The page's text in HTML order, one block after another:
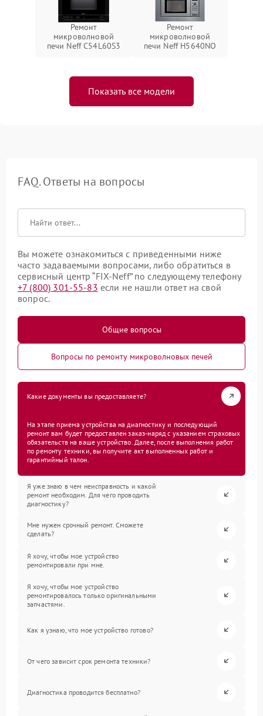
Ремонт
микроволновой
печи Neff C54L60S3
Ремонт
микроволновой
печи Neff H5640NO
Показать все модели
FAQ. Ответы на вопросы
Вы можете ознакомиться с приведенными ниже
часто задаваемыми вопросами, либо обратиться в
сервисный центр “FIX-Neff” по следующему телефону
+7 (800) 301-55-83 если не нашли ответ на свой
вопрос.
Общие вопросы
Вопросы по ремонту микроволновых печей
Какие документы вы предоставляете?
На этапе приема устройства на диагностику и последующий
ремонт вам будет предоставлен заказ-наряд с указанием страховых
обязательств на ваше устройство. Далее, после выполнения работ
по ремонту техники, вы получите акт выполненных работ и
гарантийный талон.
Я уже знаю в чем неисправность и какой
ремонт необходим. Для чего проводить
диагностику?
Мне нужен срочный ремонт. Сможете
сделать?
Я хочу, чтобы мое устройство
ремонтировали при мне.
Я хочу, чтобы мое устройство
ремонтировалось только оригинальными
запчастями.
Как я узнаю, что мое устройство готово?
От чего зависит срок ремонта техники?
Диагностика проводится бесплатно?